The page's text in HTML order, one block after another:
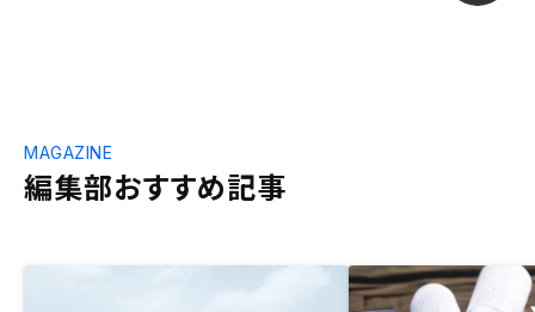
編集部おすすめ記事
MAGAZINE